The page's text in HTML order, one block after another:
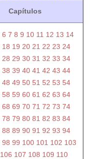
Capítulos
6 7 8 9 10 11 12 13 14
18 19 20 21 22 23 24
28 29 30 31 32 33 34
38 39 40 41 42 43 44
48 49 50 51 52 53 54
58 59 60 61 62 63 64
68 69 70 71 72 73 74
78 79 80 81 82 83 84
88 89 90 91 92 93 94
98 99 100 101 102 103
106 107 108 109 110